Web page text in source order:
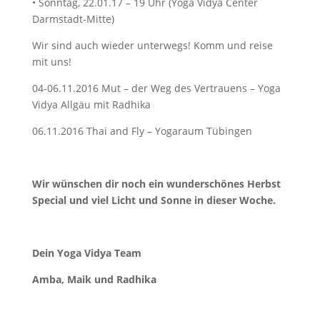
Darmstadt-Mitte)
Wir sind auch wieder unterwegs! Komm und reise
mit uns!
04-06.11.2016 Mut – der Weg des Vertrauens – Yoga
Vidya Allgäu mit Radhika
06.11.2016 Thai and Fly – Yogaraum Tübingen
Wir wünschen dir noch ein wunderschönes Herbst
Special und viel Licht und Sonne in dieser Woche.
Dein Yoga Vidya Team
Amba, Maik und Radhika